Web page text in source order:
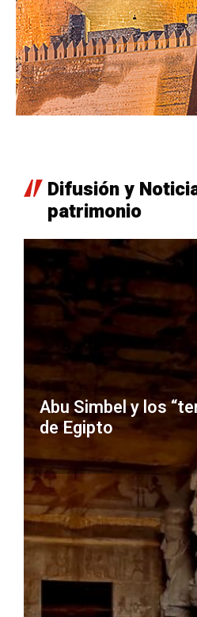
Difusión y
patrimonio
Abu Simbel y los
de Egipto